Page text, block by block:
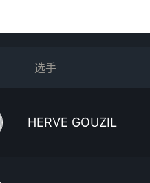
选手
HERVE GOUZIL